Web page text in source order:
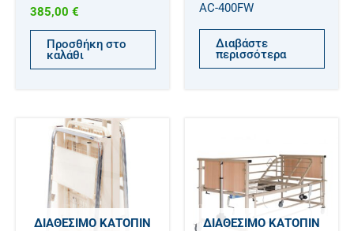
385,00 €
Προσθήκη στο
καλάθι
AC-400FW
Διαβάστε
περισσότερα
ΔΙΑΘΈΣΙΜΟ ΚΑΤΌΠΙΝ
ΔΙΑΘΈΣΙΜΟ ΚΑΤΌΠΙΝ